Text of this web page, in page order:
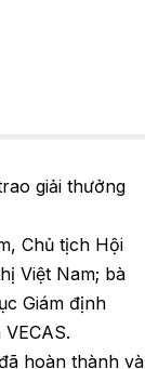
giải thưởng
Chủ tịch Hội
Việt Nam; bà
Giám định
hoàn thành và